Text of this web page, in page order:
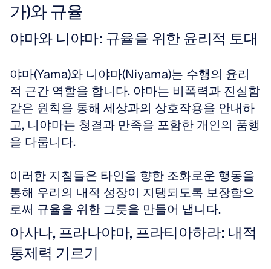
가)와 규율
야마와 니야마: 규율을 위한 윤리적 토대
야마(Yama)와 니야마(Niyama)는 수행의 윤리
적 근간 역할을 합니다. 야마는 비폭력과 진실함
같은 원칙을 통해 세상과의 상호작용을 안내하
고, 니야마는 청결과 만족을 포함한 개인의 품행
을 다룹니다.
이러한 지침들은 타인을 향한 조화로운 행동을
통해 우리의 내적 성장이 지탱되도록 보장함으
로써 규율을 위한 그릇을 만들어 냅니다.
아사나, 프라나야마, 프라티아하라: 내적
통제력 기르기